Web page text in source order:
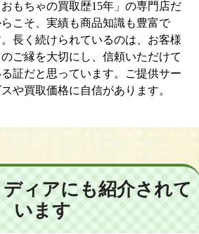
おもちゃの買取歴15年」の専門店だ
こそ、実績も商品知識も豊富で
長く続けられているのは、お客様
のご縁を大切にし、信頼いただけて
る証だと思っています。ご提供サー
スや買取価格に自信があります。
ィアにも紹介されて
います